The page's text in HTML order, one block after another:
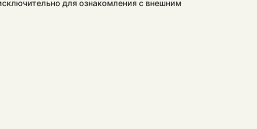
для ознакомления с внешним